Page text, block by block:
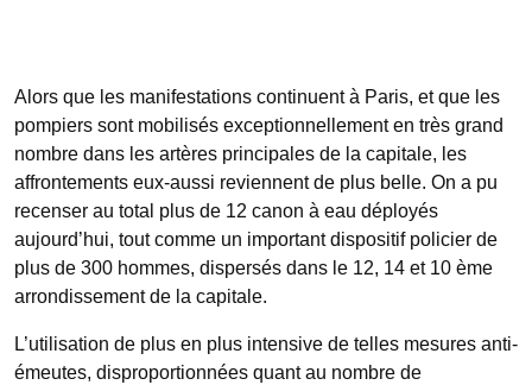
Alors que les manifestations continuent à Paris, et que les
pompiers sont mobilisés exceptionnellement en très grand
nombre dans les artères principales de la capitale, les
affrontements eux-aussi reviennent de plus belle. On a pu
recenser au total plus de 12 canon à eau déployés
aujourd’hui, tout comme un important dispositif policier de
plus de 300 hommes, dispersés dans le 12, 14 et 10 ème
arrondissement de la capitale.
L’utilisation de plus en plus intensive de telles mesures anti-
émeutes, disproportionnées quant au nombre de